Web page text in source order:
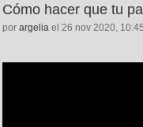
Cómo hacer que tu
por argelia el 26 nov 2020, 10:45